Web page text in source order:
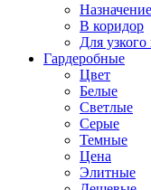
Назначение
В коридор
Для узкого
Гардеробные
Цвет
Белые
Светлые
Серые
Темные
Цена
Элитные